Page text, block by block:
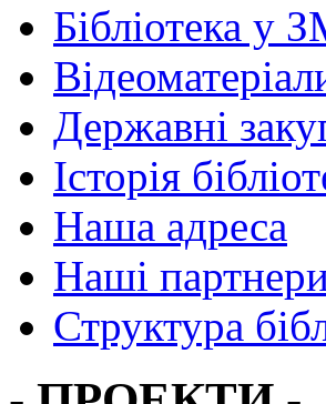
Бібліотека у
Державні
Історія
Наша адреса
Наші
Структура